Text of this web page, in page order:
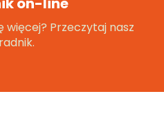
więcej? Przeczytaj nasz